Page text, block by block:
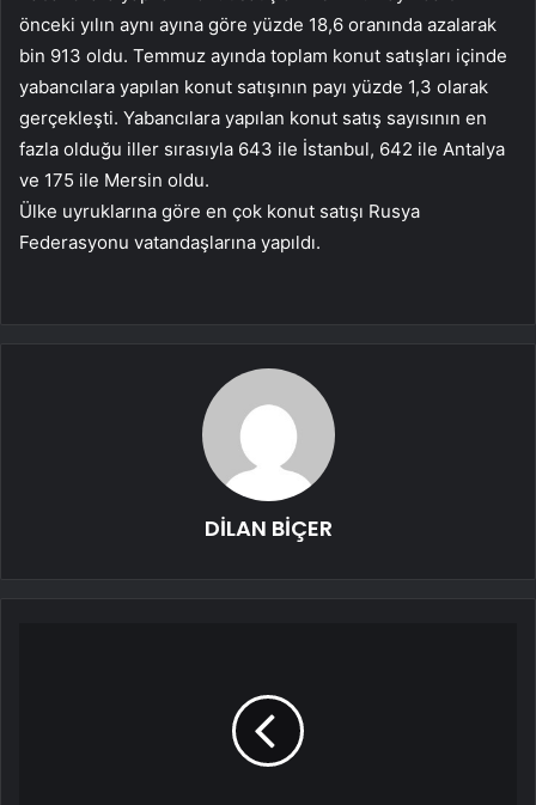
önceki yılın aynı ayına göre yüzde 18,6 oranında azalarak
bin 913 oldu. Temmuz ayında toplam konut satışları içinde
yabancılara yapılan konut satışının payı yüzde 1,3 olarak
gerçekleşti. Yabancılara yapılan konut satış sayısının en
fazla olduğu iller sırasıyla 643 ile İstanbul, 642 ile Antalya
ve 175 ile Mersin oldu.
Ülke uyruklarına göre en çok konut satışı Rusya
Federasyonu vatandaşlarına yapıldı.
DİLAN BİÇER